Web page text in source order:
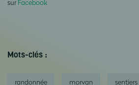
sur Facebook
Mots-clés :
randonnée morvan sentiers